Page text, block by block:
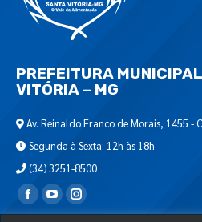
PREFEITURA
VITÓRIA – MG
Av. Reinaldo Franco de Morais, 1455 -
Segunda à Sexta: 12h às 18h
(34) 3251-8500
Encontre-nos em: